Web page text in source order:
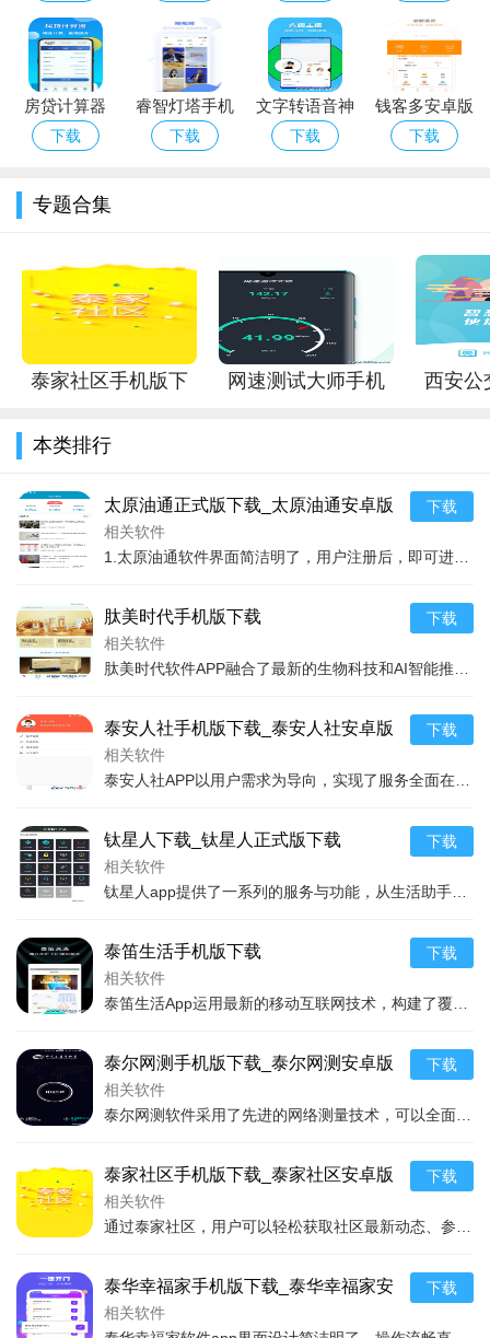
要VIP会员才能观看更多内容，而TV酷却能够免费提供，这对于
不少用户来说非常具有吸引力。再加上其高清的观影体验和及时
的内容更新，使得TV酷成为了许多用户首选的视频观看平台。
软件点评
时的更新速度以及便利的用户界面设计，成为了市场上颇具竞争
其在众多视频平台中脱颖而出。但也正因为完全免费，可能会让
一些人担心视频广告的问题。实际体验中，虽然存在少量广告，
但考虑到免费观看的便利性，这点可以接受。TV酷软件APP是一
款非常值得尝试的视频观看平台，无论你是想追新剧还是重温经
典，都能在TV酷找到满意的答案。
_wake瑜伽安
卓ios版下载
版下载
房贷计算器
LPR手机版下
器LPR安卓版
下载
下载
睿智灯塔手机
版下载_睿智
下载
文字转语音神
器手机版下载
下载
钱客多安卓版
下载_钱客多
下载
专题合集
泰家社区手机版下
下载
网速测试大师手机
西安公
本类排行
太原油通正式版下载_太原油通安卓版
下载
相关软件
下载
肽美时代手机版下载
相关软件
下载
泰安人社手机版下载_泰安人社安卓版
下载
相关软件
下载
钛星人下载_钛星人正式版下载
相关软件
下载
泰笛生活手机版下载
相关软件
下载
泰尔网测手机版下载_泰尔网测安卓版
下载
相关软件
下载
泰家社区手机版下载_泰家社区安卓版
下载
相关软件
下载
泰华幸福家手机版下载_泰华幸福家安
卓版下载
相关软件
下载